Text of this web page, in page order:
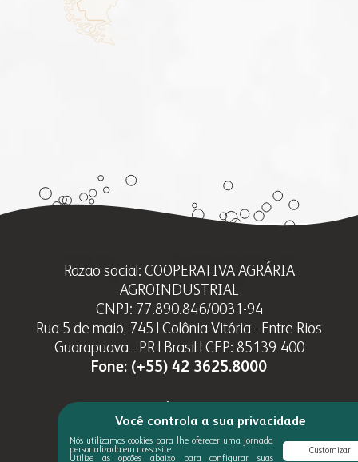
Razão social: COOPERATIVA AGRÁRIA
AGROINDUSTRIAL
CNPJ: 77.890.846/0031-94
Rua 5 de maio, 745 | Colônia Vitória - Entre Rios
Guarapuava - PR | Brasil | CEP: 85139-400
Fone: (+55) 42 3625.8000
Você controla a sua privacidade
Nós utilizamos cookies para lhe oferecer uma jornada
personalizada em nosso site.
Utilize as opções abaixo para configurar suas
Customizar